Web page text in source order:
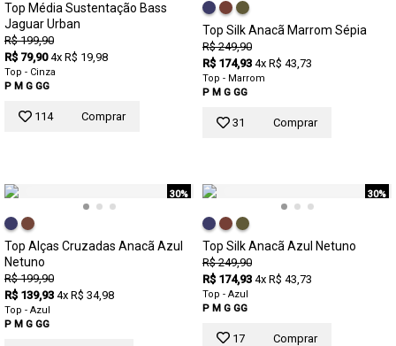
Top Média Sustentação Bass
Jaguar Urban
R$ 199,90
R$ 79,90 4x R$ 19,98
Top - Cinza
P M G GG
114 Comprar
Top Silk Anacã Marrom Sépia
R$ 249,90
R$ 174,93 4x R$ 43,73
Top - Marrom
P M G GG
31 Comprar
30%
Top Alças Cruzadas Anacã Azul
Netuno
R$ 199,90
R$ 139,93 4x R$ 34,98
Top - Azul
P M G GG
30%
Top Silk Anacã Azul Netuno
R$ 249,90
R$ 174,93 4x R$ 43,73
Top - Azul
P M G GG
17 Comprar